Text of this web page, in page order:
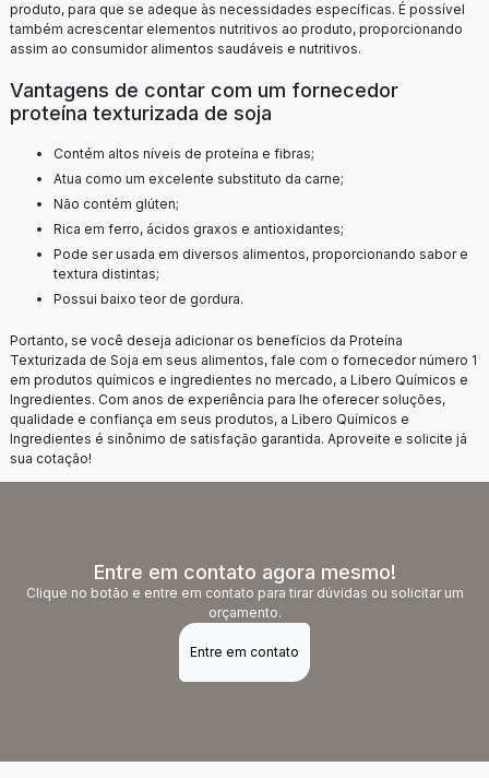
produto, para que se adeque às necessidades específicas. É possível
também acrescentar elementos nutritivos ao produto, proporcionando
assim ao consumidor alimentos saudáveis e nutritivos.
Vantagens de contar com um fornecedor
proteína texturizada de soja
Contém altos níveis de proteína e fibras;
Atua como um excelente substituto da carne;
Não contém glúten;
Rica em ferro, ácidos graxos e antioxidantes;
Pode ser usada em diversos alimentos, proporcionando sabor e
textura distintas;
Possui baixo teor de gordura.
Portanto, se você deseja adicionar os benefícios da Proteína
Texturizada de Soja em seus alimentos, fale com o fornecedor número 1
em produtos químicos e ingredientes no mercado, a Libero Químicos e
Ingredientes. Com anos de experiência para lhe oferecer soluções,
qualidade e confiança em seus produtos, a Libero Químicos e
Ingredientes é sinônimo de satisfação garantida. Aproveite e solicite já
sua cotação!
Entre em contato agora mesmo!
Clique no botão e entre em contato para tirar dúvidas ou solicitar um
orçamento.
Entre em contato